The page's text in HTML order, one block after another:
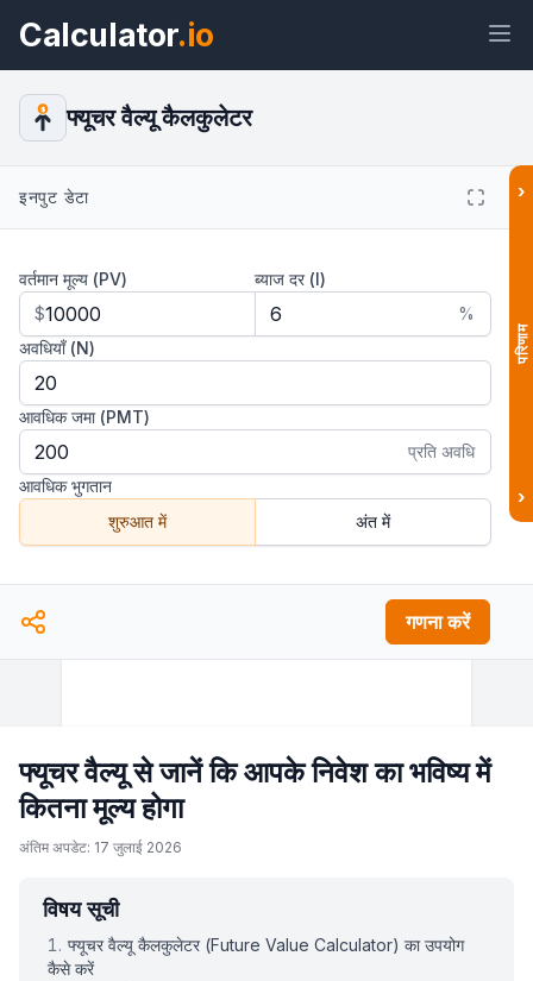
Calculator.io
पूर्वावलोकन फ्यूचर वैल्यू कैलकुलेटर विजेट
$ फ्यूचर वैल्यू कैलकुलेटर
इनपुट डेटा
वर्तमान मूल्य (PV)
$
ब्याज दर (I)
%
अवधियाँ (N)
आवधिक जमा (PMT)
प्रति अवधि
आवधिक भुगतान
शुरुआत में
अंत में
गणना करें
›
परिणाम
›
फ्यूचर वैल्यू से जानें कि आपके निवेश का भविष्य में
कितना मूल्य होगा
अंतिम अपडेट: 17 जुलाई 2026
विषय सूची
फ्यूचर वैल्यू कैलकुलेटर (Future Value Calculator) का उपयोग
कैसे करें